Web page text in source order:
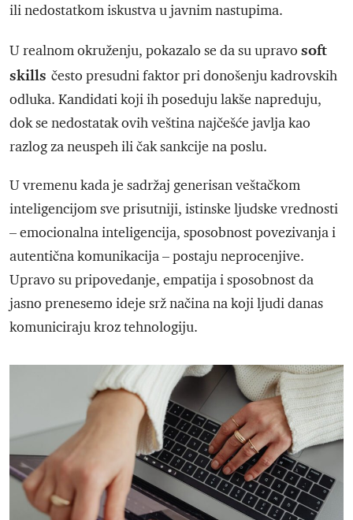
ili nedostatkom iskustva u javnim nastupima.
U realnom okruženju, pokazalo se da su upravo soft
skills često presudni faktor pri donošenju kadrovskih
odluka. Kandidati koji ih poseduju lakše napreduju,
dok se nedostatak ovih veština najčešće javlja kao
razlog za neuspeh ili čak sankcije na poslu.
U vremenu kada je sadržaj generisan veštačkom
inteligencijom sve prisutniji, istinske ljudske vrednosti
– emocionalna inteligencija, sposobnost povezivanja i
autentična komunikacija – postaju neprocenjive.
Upravo su pripovedanje, empatija i sposobnost da
jasno prenesemo ideje srž načina na koji ljudi danas
komuniciraju kroz tehnologiju.